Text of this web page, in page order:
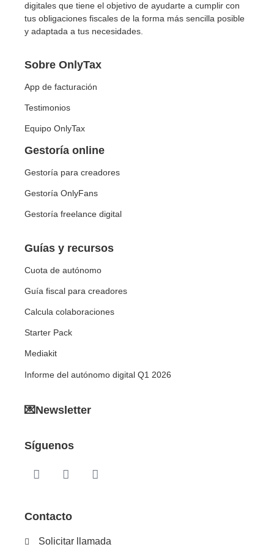
digitales que tiene el objetivo de ayudarte a cumplir con
tus obligaciones fiscales de la forma más sencilla posible
y adaptada a tus necesidades.
Sobre OnlyTax
App de facturación
Testimonios
Equipo OnlyTax
Gestoría online
Gestoría para creadores
Gestoría OnlyFans
Gestoría freelance digital
Guías y recursos
Cuota de autónomo
Guía fiscal para creadores
Calcula colaboraciones
Starter Pack
Mediakit
Informe del autónomo digital Q1 2026
💌Newsletter
Síguenos
Contacto
Solicitar llamada